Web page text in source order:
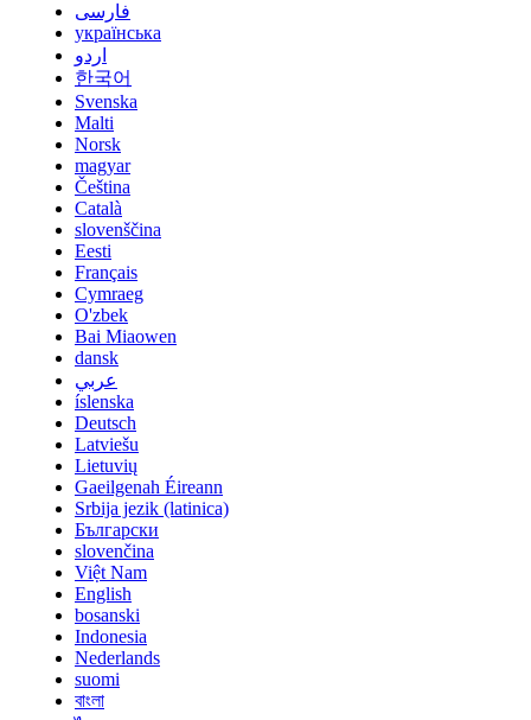
فارسی
українська
اردو
한국어
Svenska
Malti
Norsk
magyar
Čeština
Català
slovenščina
Eesti
Français
Cymraeg
O'zbek
Bai Miaowen
dansk
عربي
íslenska
Deutsch
Latviešu
Lietuvių
Gaeilgenah Éireann
Srbija jezik (latinica)
Български
slovenčina
Việt Nam
English
bosanski
Indonesia
Nederlands
suomi
বাংলা